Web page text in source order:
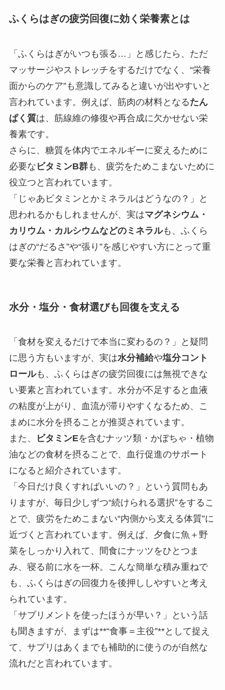
ふくらはぎの疲労回復に効く栄養素とは
「ふくらはぎがいつも張る…」と感じたら、ただ
マッサージやストレッチをするだけでなく、“栄養
面からのケア”も意識してみると違いが出やすいと
言われています。例えば、筋肉の材料となるたん
ぱく質は、筋線維の修復や再合成に欠かせない栄
養素です。
さらに、糖質を体内でエネルギーに変えるために
必要な ビタミンB群も、疲労をためこまないために
役立つと言われています。
「じゃあビタミンとかミネラルはどうなの？」と
思われるかもしれませんが、実はマグネシウム・
カリウム・カルシウムなどのミネラルも、ふくら
はぎの“だるさ”や“張り”を感じやすい方にとって重
要な栄養と言われています。
水分・塩分・食材選びも回復を支える
「食材を変えるだけで本当に変わるの？」と疑問
に思う方もいますが、実は水分補給や塩分コント
ロールも、ふくらはぎの疲労回復には無視できな
い要素と言われています。水分が不足すると血液
の粘度が上がり、血流が滞りやすくなるため、こ
まめに水分を摂ることが推奨されています。
また、
ビタミンEを含むナッツ類・かぼちゃ・植物
油などの食材を摂ることで、血行促進のサポート
になると紹介されています。
「今日だけ良くすればいいの？」という質問もあ
りますが、毎日少しずつ“続けられる選択”をするこ
とで、疲労をためこまない“内側から支える体質”に
近づくと言われています。例えば、夕食に魚＋野
菜をしっかり入れて、間食にナッツをひとつま
み、寝る前に水を一杯。こんな簡単な積み重ねで
も、ふくらはぎの回復力を後押ししやすいと考え
られています。
「サプリメントを使ったほうが早い？」という話
も聞きますが、まずは**“食事＝主役”**として捉え
て、サプリはあくまでも補助的に使うのが自然な
流れだと言われています。